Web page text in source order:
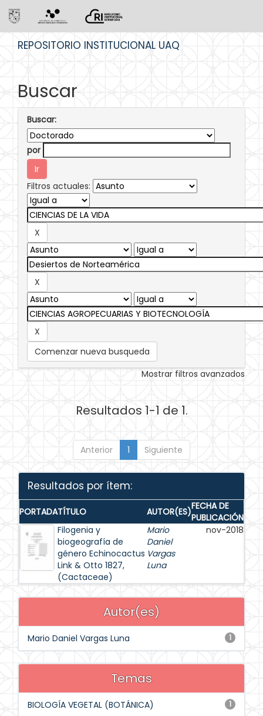
REPOSITORIO INSTITUCIONAL UAQ
Buscar
Buscar:
por
Filtros actuales:
Comenzar nueva busqueda
Mostrar filtros avanzados
Resultados 1-1 de 1.
Anterior 1 Siguiente
Resultados por ítem:
PORTADATÍTULO AUTOR(ES)FECHA DE
PUBLICACIÓN
Filogenia y
biogeografía de
género Echinocactus
Link & Otto 1827,
(Cactaceae)
Mario
Daniel
Vargas
Luna
nov-2018
Autor(es)
1
Mario Daniel Vargas Luna
Temas
1
BIOLOGÍA VEGETAL (BOTÁNICA)